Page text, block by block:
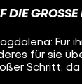
nicht nur
in einer
ihr Max und
allein. Ob
ihrer finalen
DIE
Für
für sie
Schritt,